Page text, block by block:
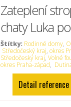
Zateplení
chaty Luka
Štítky: Rodinné domy,
Středočeský kraj,okres
Středočeský kraj,Volné
okres Praha-západ,
Detail reference